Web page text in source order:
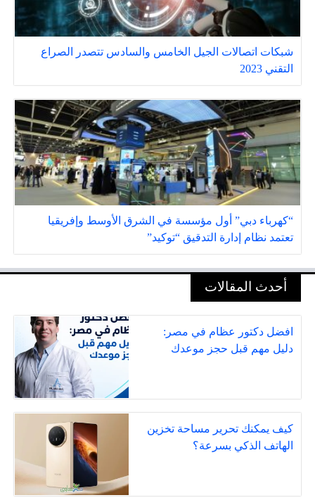
شبكات اتصالات الجيل الخامس والسادس تتصدر الصراع
التقني 2023
“كهرباء دبي” أول مؤسسة في الشرق الأوسط وإفريقيا
تعتمد نظام إدارة التدقيق “توكيد”
أحدث المقالات
افضل دكتور عظام في مصر:
دليل مهم قبل حجز موعدك
كيف يمكنك تحرير مساحة تخزين
الهاتف الذكي بسرعة؟